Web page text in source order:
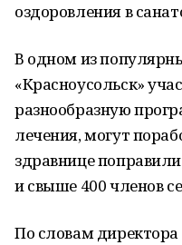
оздоровления в
В одном из
«Красноусольск»
разнообразную
лечения, могут
здравнице
и свыше 400 членов
По словам директора